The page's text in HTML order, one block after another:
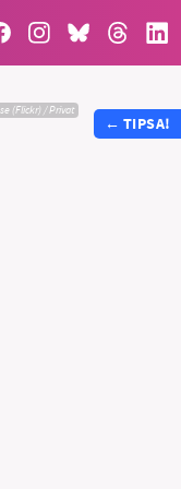
(Flickr) / Privat
← TIPSA!